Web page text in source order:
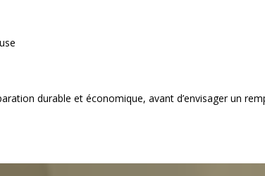
durable et économique, avant d’envisager un